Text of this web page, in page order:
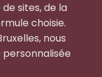
sites, de la
choisie.
nous